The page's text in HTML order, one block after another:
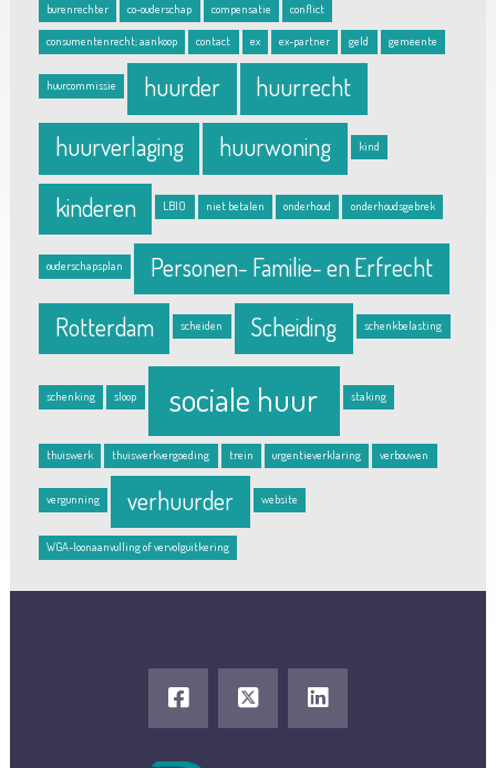
burenrechter co-ouderschap compensatie conflict
consumentenrecht; aankoop contact ex ex-partner geld gemeente
huurcommissie huurder huurrecht
huurverlaging huurwoning kind
kinderen LBIO niet betalen onderhoud onderhoudsgebrek
ouderschapsplan Personen- Familie- en Erfrecht
Rotterdam scheiden Scheiding schenkbelasting
schenking sloop sociale huur staking
thuiswerk thuiswerkvergoeding trein urgentieverklaring verbouwen
vergunning verhuurder website
WGA-loonaanvulling of vervolguitkering